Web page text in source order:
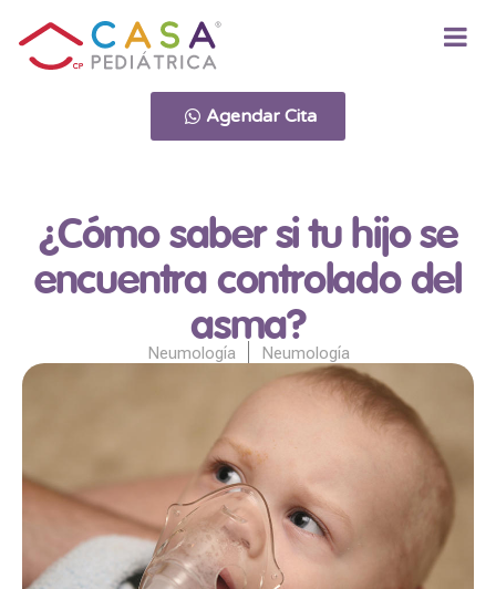
Agendar Cita
¿Cómo saber si tu hijo se
encuentra controlado del
asma?
Neumología Neumología